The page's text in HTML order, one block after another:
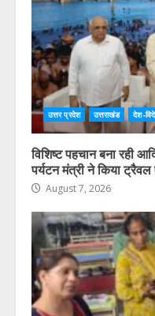
उत्तर प्रदेश उत्तराखंड देश-
विशिष्ट पहचान बना रही
पर्यटन मंत्री ने किया
August 7, 2026